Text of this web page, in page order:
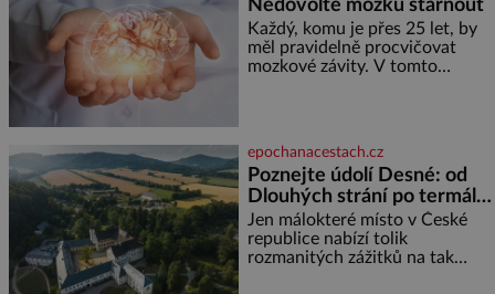
Nedovolte mozku stárnout
Každý, komu je přes 25 let, by
měl pravidelně procvičovat
mozkové závity. V tomto
jméno kolegy z práce. Nebo
marně v paměti lovíte název
knížky, kterou jste nedávno
přečetli. Je to opravdu tak, s
věkem jako kdyby se paměť
rozhodla stávkovat. Cvičte
epochanacestach.cz
Poznejte údolí Desné: od
Dlouhých strání po termální
prameny
Jen málokteré místo v České
republice nabízí tolik
rozmanitých zážitků na tak